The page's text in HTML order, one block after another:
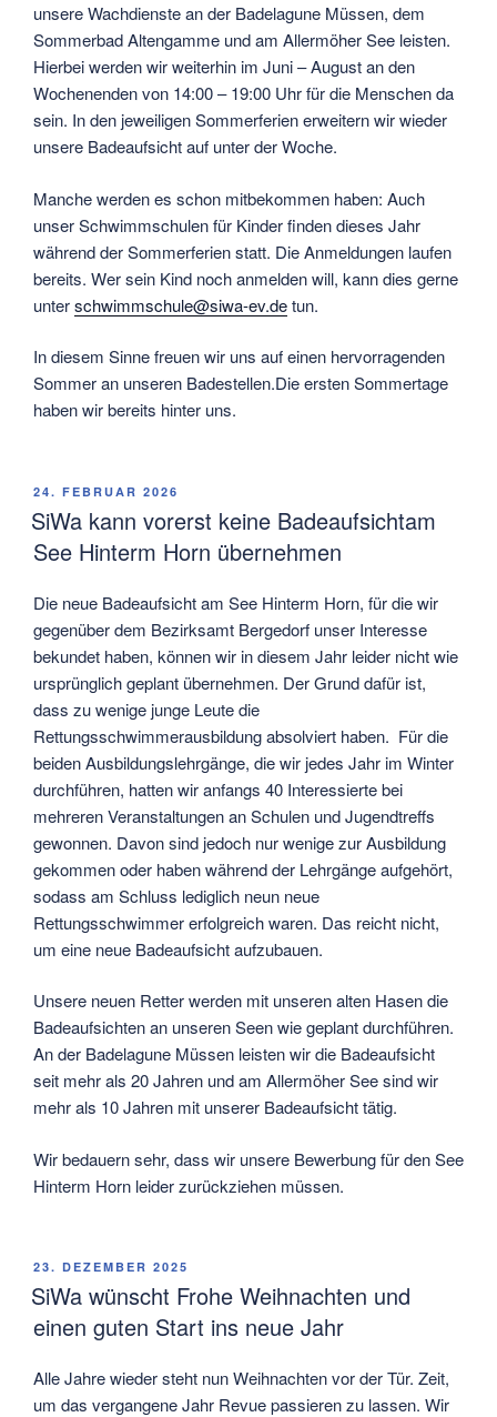
unsere Wachdienste an der Badelagune Müssen, dem
Sommerbad Altengamme und am Allermöher See leisten.
Hierbei werden wir weiterhin im Juni – August an den
Wochenenden von 14:00 – 19:00 Uhr für die Menschen da
sein. In den jeweiligen Sommerferien erweitern wir wieder
unsere Badeaufsicht auf unter der Woche.
Manche werden es schon mitbekommen haben: Auch
unser Schwimmschulen für Kinder finden dieses Jahr
während der Sommerferien statt. Die Anmeldungen laufen
bereits. Wer sein Kind noch anmelden will, kann dies gerne
unterschwimmschule@siwa-ev.detun.
In diesem Sinne freuen wir uns auf einen hervorragenden
Sommer an unseren Badestellen.Die ersten Sommertage
haben wir bereits hinter uns.
VERÖFFENTLICHT
AM
24. FEBRUAR 2026
SiWa kann vorerst keine Badeaufsichtam
See Hinterm Horn übernehmen
Die neue Badeaufsicht am See Hinterm Horn, für die wir
gegenüber dem Bezirksamt Bergedorf unser Interesse
bekundet haben, können wir in diesem Jahr leider nicht wie
ursprünglich geplant übernehmen. Der Grund dafür ist,
dass zu wenige junge Leute die
Rettungsschwimmerausbildung absolviert haben. Für die
beiden Ausbildungslehrgänge, die wir jedes Jahr im Winter
durchführen, hatten wir anfangs 40 Interessierte bei
mehreren Veranstaltungen an Schulen und Jugendtreffs
gewonnen. Davon sind jedoch nur wenige zur Ausbildung
gekommen oder haben während der Lehrgänge aufgehört,
sodass am Schluss lediglich neun neue
Rettungsschwimmer erfolgreich waren. Das reicht nicht,
um eine neue Badeaufsicht aufzubauen.
Unsere neuen Retter werden mit unseren alten Hasen die
Badeaufsichten an unseren Seen wie geplant durchführen.
An der Badelagune Müssen leisten wir die Badeaufsicht
seit mehr als 20 Jahren und am Allermöher See sind wir
mehr als 10 Jahren mit unserer Badeaufsicht tätig.
Wir bedauern sehr, dass wir unsere Bewerbung für den See
Hinterm Horn leider zurückziehen müssen.
VERÖFFENTLICHT
AM
23. DEZEMBER 2025
SiWa wünscht Frohe Weihnachten und
einen guten Start ins neue Jahr
Alle Jahre wieder steht nun Weihnachten vor der Tür. Zeit,
um das vergangene Jahr Revue passieren zu lassen. Wir